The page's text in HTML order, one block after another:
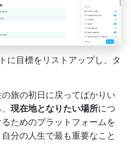
に目標をリストアップし、タ
旅の初日に戻ってばかりい
現在地となりたい場所につ
ためのプラットフォームを
分の人生で最も重要なこと